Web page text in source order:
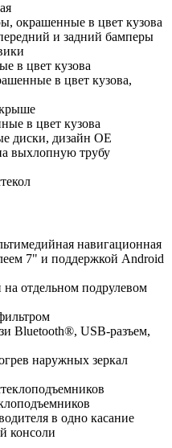
окрашенные в цвет кузова
и задний бамперы
в цвет кузова
в цвет кузова,
в цвет кузова
диски, дизайн ОЕ
выхлопную трубу
навигационная
7" и поддержкой Android
отдельном подрулевом
Bluetooth®, USB-разъем,
наружных зеркал
в одно касание
консоли